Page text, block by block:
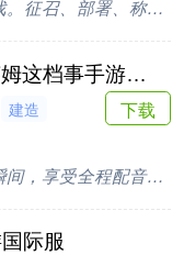
回合制多人自动战斗游戏。征召、部署、称霸！
关于我转生变成史莱姆这档事手游国际服
建造
重温动画第一季的精彩瞬间，享受全程配音的过场动画！
下载
际服